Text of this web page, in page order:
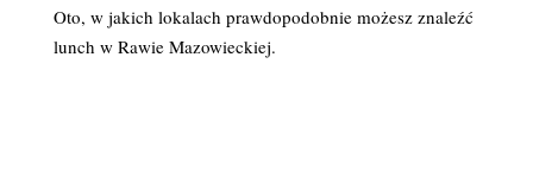
Oto, w jakich lokalach prawdopodobnie możesz znaleźć
lunch w Rawie Mazowieckiej.